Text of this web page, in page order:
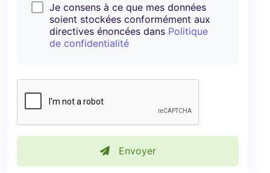
Je consens à ce que mes données
soient stockées conformément aux
directives énoncées dans Politique
de confidentialité
Envoyer